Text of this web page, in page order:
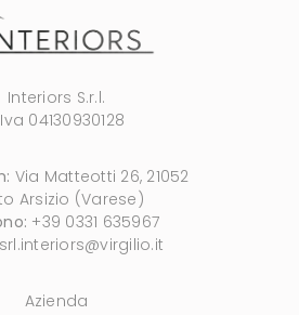
Interiors S.r.l.
04130930128
Via Matteotti 26, 21052
Arsizio (Varese)
+39 0331 635967
srl.interiors@virgilio.it
Azienda